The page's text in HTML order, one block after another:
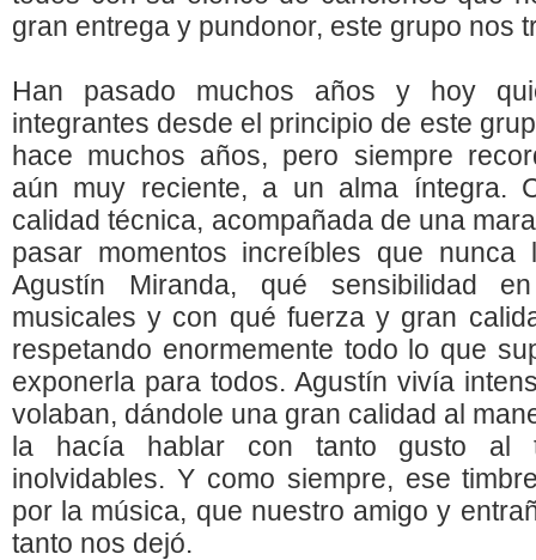
gran entrega y pundonor, este grupo nos
Han pasado muchos años y hoy
integrantes desde el principio de este
hace muchos años, pero siempre
aún muy reciente, a un alma íntegra.
calidad técnica, acompañada de una
pasar momentos increíbles que nunca
Agustín Miranda, qué sensibilidad
musicales y con qué fuerza y gran
respetando enormemente todo lo que
exponerla para todos. Agustín vivía
volaban, dándole una gran calidad al
la hacía hablar con tanto gusto al
inolvidables. Y como siempre, ese
por la música, que nuestro amigo y
tanto nos dejó.